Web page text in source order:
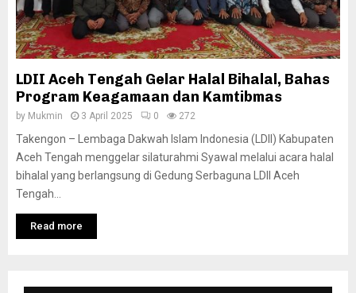
LDII Aceh Tengah Gelar Halal Bihalal, Bahas
Program Keagamaan dan Kamtibmas
by Mukmin 3 April 2025 0 272
Takengon – Lembaga Dakwah Islam Indonesia (LDII) Kabupaten
Aceh Tengah menggelar silaturahmi Syawal melalui acara halal
bihalal yang berlangsung di Gedung Serbaguna LDII Aceh
Tengah...
Read more